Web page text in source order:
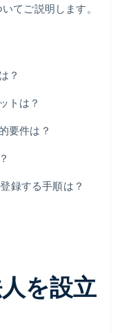
てご説明します。
？
トは？
要件は？
録する手順は？
を設立